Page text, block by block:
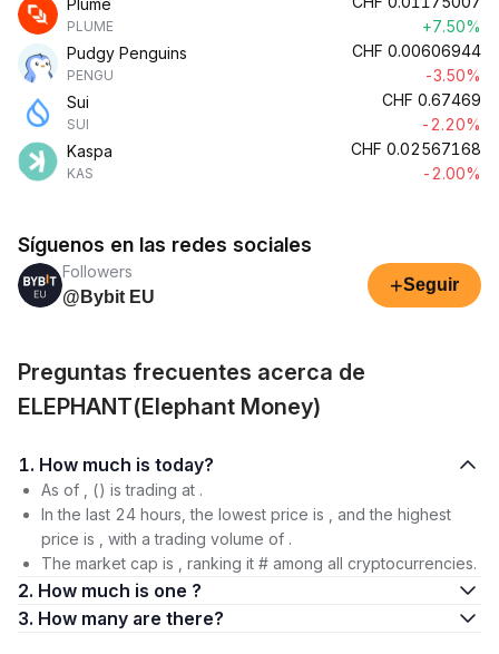
Plume
PLUME
+7.50%
Pudgy Penguins
PENGU
CHF 0.00606944
-3.50%
Sui
SUI
CHF 0.67469
-2.20%
Kaspa
KAS
CHF 0.02567168
-2.00%
Síguenos en las redes sociales
Followers
@Bybit EU
+Seguir
Preguntas frecuentes acerca de
ELEPHANT(Elephant Money)
1. How much is today?
As of , () is trading at .
In the last 24 hours, the lowest price is , and the highest
price is , with a trading volume of .
The market cap is , ranking it # among all cryptocurrencies.
2. How much is one ?
3. How many are there?